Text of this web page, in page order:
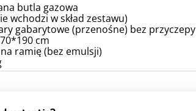
butla gazowa
wchodzi w skład zestawu)
gabarytowe (przenośne) bez przyczepy
cm
na ramię (bez emulsji)